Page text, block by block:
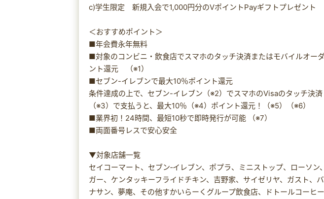
c)学生限定 新規入会で1,000円分のVポイントPayギフトプレゼント
＜おすすめポイント＞
■年会費永年無料
■対象のコンビニ・飲食店でスマホのタッチ決済またはモバイルオー
ント還元 （※1）
■セブン-イレブンで最大10％ポイント還元
条件達成の上で、セブン-イレブン（※2）でスマホのVisaのタッチ決
（※3）で支払うと、最大10％（※4）ポイント還元！（※5）（※6）
■業界初！24時間、最短10秒で即時発行が可能 （※7）
■両面番号レスで安心安全
▼対象店舗一覧
セイコーマート、セブン‐イレブン、ポプラ、ミニストップ、ローソン
ガー、ケンタッキーフライドチキン、吉野家、サイゼリヤ、ガスト、
ナサン、夢庵、その他すかいらーくグループ飲食店、ドトールコーヒ